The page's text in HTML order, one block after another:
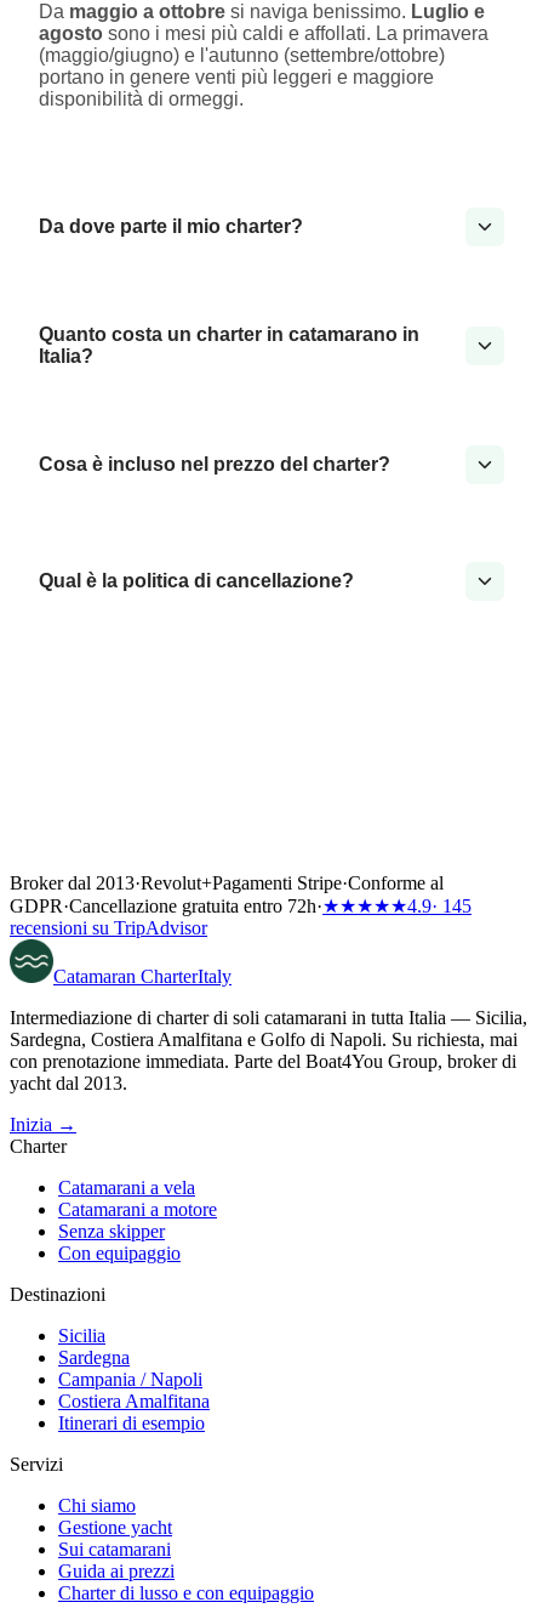
Da maggio a ottobre si naviga benissimo. Luglio e
agosto sono i mesi più caldi e affollati. La primavera
(maggio/giugno) e l'autunno (settembre/ottobre)
portano in genere venti più leggeri e maggiore
disponibilità di ormeggi.
Da dove parte il mio charter?
Quanto costa un charter in catamarano in
Italia?
Cosa è incluso nel prezzo del charter?
Qual è la politica di cancellazione?
Broker dal 2013·Revolut+Pagamenti Stripe·Conforme al
GDPR·Cancellazione gratuita entro 72h·★★★★★4.9· 145
recensioni su TripAdvisor
Catamaran CharterItaly
Intermediazione di charter di soli catamarani in tutta Italia — Sicilia,
Sardegna, Costiera Amalfitana e Golfo di Napoli. Su richiesta, mai
con prenotazione immediata. Parte del Boat4You Group, broker di
yacht dal 2013.
Inizia →
Charter
Catamarani a vela
Catamarani a motore
Senza skipper
Con equipaggio
Destinazioni
Sicilia
Sardegna
Campania / Napoli
Costiera Amalfitana
Itinerari di esempio
Servizi
Chi siamo
Gestione yacht
Sui catamarani
Guida ai prezzi
Charter di lusso e con equipaggio